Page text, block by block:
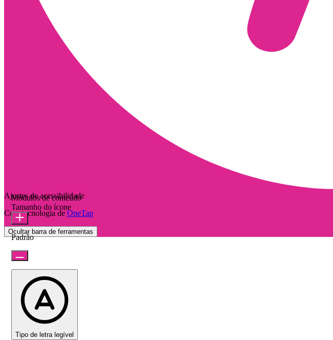
Ajustes de acessibilidade
Com tecnologia de OneTap
Ocultar barra de ferramentas
Módulos de conteúdo
Tamanho do ícone
Padrão
Tipo de letra legível